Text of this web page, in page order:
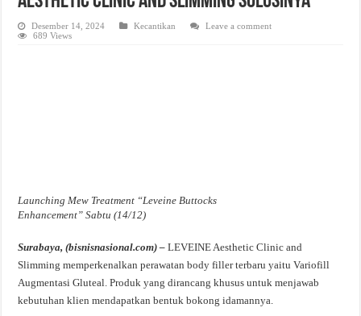
Desember 14, 2024 Kecantikan
Leave a comment
689 Views
Launching Mew Treatment “Leveine Buttocks
Enhancement” Sabtu (14/12)
Surabaya, (bisnisnasional.com) – LEVEINE Aesthetic Clinic and
Slimming memperkenalkan perawatan body filler terbaru yaitu Variofill
Augmentasi Gluteal. Produk yang dirancang khusus untuk menjawab
kebutuhan klien mendapatkan bentuk bokong idamannya.